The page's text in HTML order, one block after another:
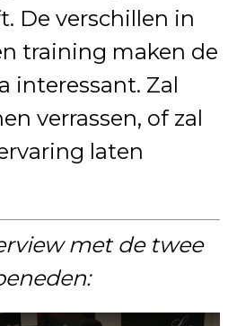
De verschillen in
training maken de
interessant. Zal
verrassen, of zal
laten
met de twee